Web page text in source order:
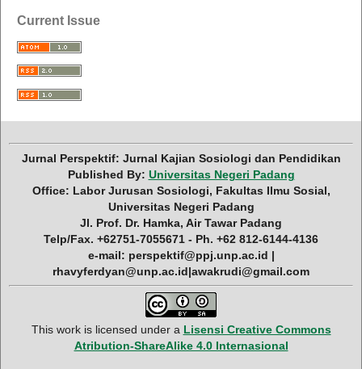
Current Issue
Jurnal Perspektif: Jurnal Kajian Sosiologi dan Pendidikan
Published By: Universitas Negeri Padang
Office: Labor Jurusan Sosiologi, Fakultas Ilmu Sosial,
Universitas Negeri Padang
Jl. Prof. Dr. Hamka, Air Tawar Padang
Telp/Fax. +62751-7055671 - Ph. +62 812-6144-4136
e-mail: perspektif@ppj.unp.ac.id |
rhavyferdyan@unp.ac.id|awakrudi@gmail.com
This work is licensed under a Lisensi Creative Commons
Atribution-ShareAlike 4.0 Internasional